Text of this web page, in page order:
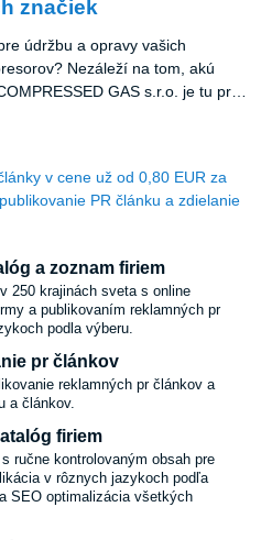
značiek
údržbu a opravy vašich
Nezáleží na tom, akú
GAS s.r.o. je tu pre
v cene už od 0,80 EUR za
PR článku a zdielanie
a zoznam firiem
250 krajinách sveta s online
a publikovaním reklamných pr
podla výberu.
pr článkov
reklamných pr článkov a
a článkov.
firiem
ručne kontrolovaným obsah pre
v rôznych jazykoch podľa
SEO optimalizácia všetkých